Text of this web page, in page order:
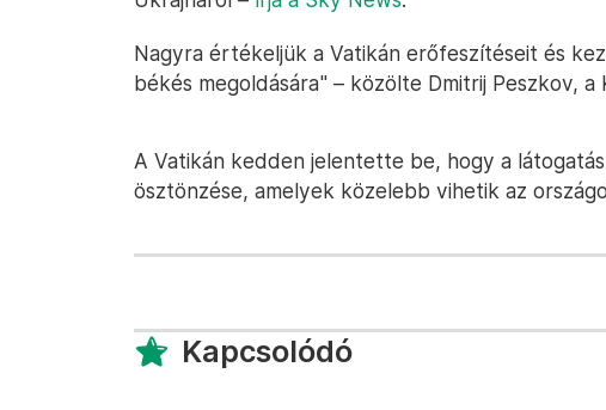
Nagyra értékeljük a Vatikán erőfeszítéseit és
békés megoldására" – közölte Dmitrij Peszkov, a
A Vatikán kedden jelentette be, hogy a látogatás
ösztönzése, amelyek közelebb vihetik az
Kapcsolódó